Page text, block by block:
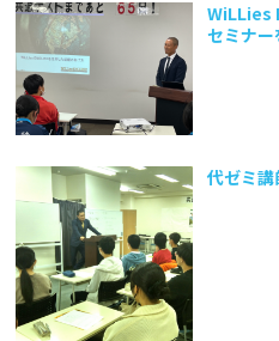
WiLLies
セミナ
代ゼミ